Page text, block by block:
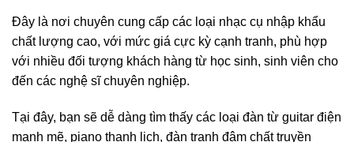
Đây là nơi chuyên cung cấp các loại nhạc cụ nhập khẩu
chất lượng cao, với mức giá cực kỳ cạnh tranh, phù hợp
với nhiều đối tượng khách hàng từ học sinh, sinh viên cho
đến các nghệ sĩ chuyên nghiệp.
Tại đây, bạn sẽ dễ dàng tìm thấy các loại đàn từ guitar điện
mạnh mẽ, piano thanh lịch, đàn tranh đậm chất truyền